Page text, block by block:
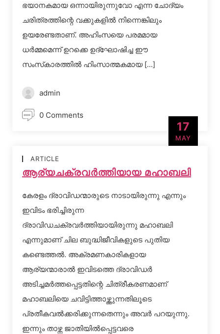
ഭയാനകമായ ഒന്നായിരുന്നുവോ എന്ന ചോദ്യം
ചരിത്രത്തിന്റെ വക്കുകളില്‍ നിന്നെങ്കിലും
ഉയരേണ്ടതാണ്. അഹിംസയെ പരമമായ
ധര്‍മ്മമെന്ന് ഉറക്കെ ഉദ്‌ഘോഷിച്ച ഈ
സംസ്‌കാരത്തില്‍ ഹിംസാത്മകമായ […]
admin
0 Comments
17
MAY
ARTICLE
ആര്യചക്രവര്‍ത്തിയായ മഹാബലി
കേരളം ദ്രാവിഡന്മാരുടെ നാടായിരുന്നു എന്നും
ഇവിടം ഭരിച്ചിരുന്ന
ദ്രാവിഡചക്രവര്‍ത്തിയായിരുന്നു മഹാബലി
എന്നുമാണ് ചില ബുദ്ധിജീവികളുടെ പുതിയ
കണ്ടെത്തല്‍. അക്രമണകാരികളായ
ആര്യന്മാരാല്‍ ഇവിടത്തെ ദ്രാവിഡര്‍
അടിച്ചമര്‍ത്തപ്പെട്ടതിന്റെ ചിത്രീകരണമാണ്
മഹാബലിയെ ചവിട്ടിത്താഴ്ത്തുന്നതിലൂടെ
പ്രതീകവല്‍ക്കരിക്കുന്നതെന്നും അവര്‍ പറയുന്നു.
ഇന്നും താഴ്ന്ന ജാതിയില്‍പ്പെട്ടവരെ